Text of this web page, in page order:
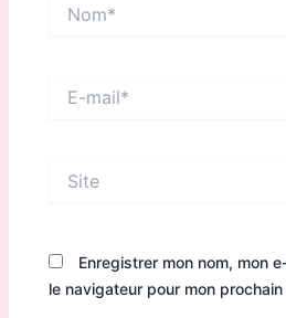
mail*
Enregistrer mon nom, mon
le navigateur pour mon